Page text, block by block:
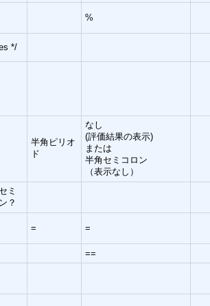
%
*/
半角ピリオ
ド
なし
(評価結果の表示)
または
半角セミコロン
（表示なし）
ミ
？
= =
==